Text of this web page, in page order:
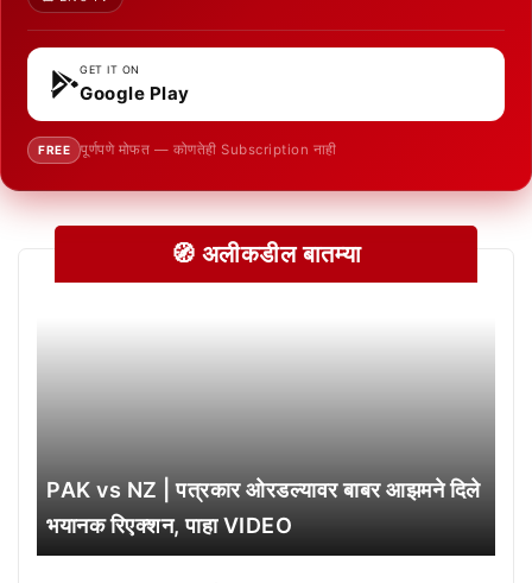
GET IT ON
Google Play
FREE पूर्णपणे मोफत — कोणतेही Subscription नाही
🧭 अलीकडील बातम्या
PAK vs NZ | पत्रकार ओरडल्यावर बाबर आझमने दिले
भयानक रिएक्शन, पाहा VIDEO